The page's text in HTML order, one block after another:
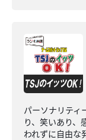
パーソナリティ
り、笑いあり、
われずに自由な